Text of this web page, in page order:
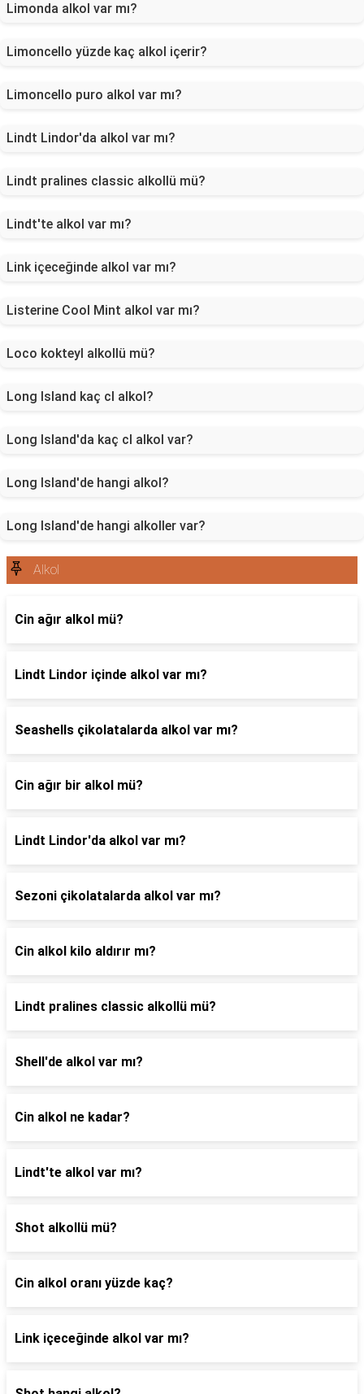
Limonda alkol var mı?
Limoncello yüzde kaç alkol içerir?
Limoncello puro alkol var mı?
Lindt Lindor'da alkol var mı?
Lindt pralines classic alkollü mü?
Lindt'te alkol var mı?
Link içeceğinde alkol var mı?
Listerine Cool Mint alkol var mı?
Loco kokteyl alkollü mü?
Long Island kaç cl alkol?
Long Island'da kaç cl alkol var?
Long Island'de hangi alkol?
Long Island'de hangi alkoller var?
Alkol
Cin ağır alkol mü?
Lindt Lindor içinde alkol var mı?
Seashells çikolatalarda alkol var mı?
Cin ağır bir alkol mü?
Lindt Lindor'da alkol var mı?
Sezoni çikolatalarda alkol var mı?
Cin alkol kilo aldırır mı?
Lindt pralines classic alkollü mü?
Shell'de alkol var mı?
Cin alkol ne kadar?
Lindt'te alkol var mı?
Shot alkollü mü?
Cin alkol oranı yüzde kaç?
Link içeceğinde alkol var mı?